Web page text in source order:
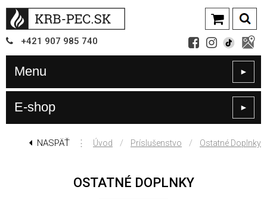
+421 907 985 740
Menu ►
E-shop ►
NASPÄŤ ⋮ Úvod / Príslušenstvo / Ostatné Doplnky
OSTATNÉ DOPLNKY